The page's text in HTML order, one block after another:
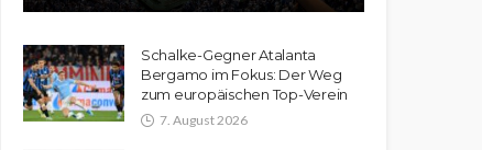
Schalke-Gegner Atalanta
Bergamo im Fokus: Der Weg
zum europäischen Top-Verein
7. August 2026